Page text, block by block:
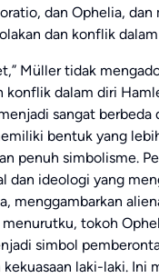
dan Ophelia,
dan konflik
Müller tidak
konflik dalam diri
sangat
bentuk yang
penuh simbolisme.
dan ideologi yang
menggambarkan
tokoh
simbol
laki-laki.